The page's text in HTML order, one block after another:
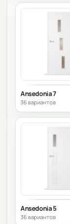
Ansedonia 7
36 вариантов
Ansedonia 5
36 вариантов